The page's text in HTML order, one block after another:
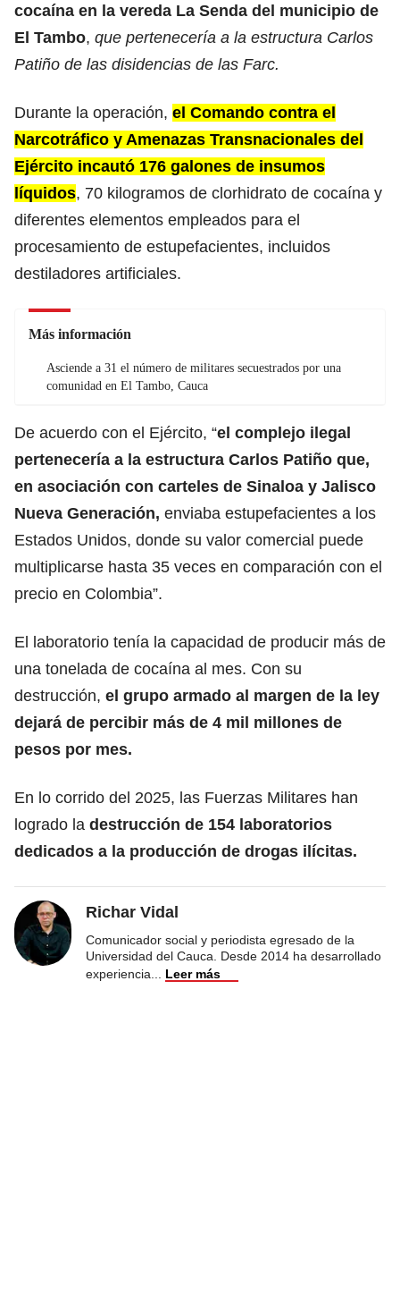
cocaína en la vereda La Senda del municipio de
El Tambo, que pertenecería a la estructura Carlos
Patiño de las disidencias de las Farc.
Durante la operación, el Comando contra el
Narcotráfico y Amenazas Transnacionales del
Ejército incautó 176 galones de insumos
líquidos, 70 kilogramos de clorhidrato de cocaína y
diferentes elementos empleados para el
procesamiento de estupefacientes, incluidos
destiladores artificiales.
Más información
Asciende a 31 el número de militares secuestrados por una
comunidad en El Tambo, Cauca
De acuerdo con el Ejército, “el complejo ilegal
pertenecería a la estructura Carlos Patiño que,
en asociación con carteles de Sinaloa y Jalisco
Nueva Generación, enviaba estupefacientes a los
Estados Unidos, donde su valor comercial puede
multiplicarse hasta 35 veces en comparación con el
precio en Colombia”.
El laboratorio tenía la capacidad de producir más de
una tonelada de cocaína al mes. Con su
destrucción, el grupo armado al margen de la ley
dejará de percibir más de 4 mil millones de
pesos por mes.
En lo corrido del 2025, las Fuerzas Militares han
logrado la destrucción de 154 laboratorios
dedicados a la producción de drogas ilícitas.
Richar Vidal
Comunicador social y periodista egresado de la
Universidad del Cauca. Desde 2014 ha desarrollado
experiencia
Leer más